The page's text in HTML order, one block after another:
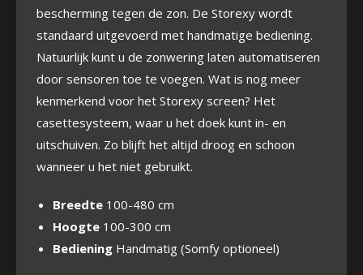
bescherming tegen de zon. De Storexy wordt
standaard uitgevoerd met handmatige bediening.
Natuurlijk kunt u de zonwering laten automatiseren
door sensoren toe te voegen. Wat is nog meer
kenmerkend voor het Storexy screen? Het
casettesysteem, waar u het doek kunt in- en
uitschuiven. Zo blijft het altijd droog en schoon
wanneer u het niet gebruikt.
Breedte 100-480 cm
Hoogte 100-300 cm
Bediening Handmatig (Somfy optioneel)